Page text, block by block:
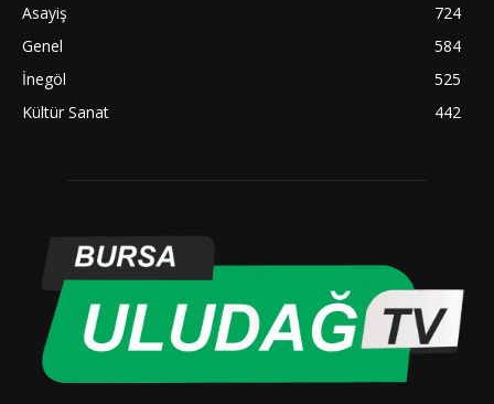
Asayiş
724
Genel
584
İnegöl
525
Kültür Sanat
442